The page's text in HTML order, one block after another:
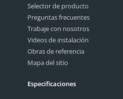
Selector de producto
Preguntas frecuentes
Trabaje con nosotros
Videos de instalación
Obras de referencia
Mapa del sitio
Especificaciones